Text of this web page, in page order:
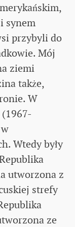
synem
przybyli do
Mój
ziemi
także,
W
Wtedy były
utworzona z
strefy
ze